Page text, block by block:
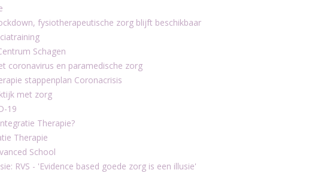
fysiotherapeutische zorg blijft beschikbaar
Schagen
coronavirus en paramedische zorg
stappenplan Coronacrisis
met zorg
19
Therapie?
Therapie
School
RVS - 'Evidence based goede zorg is een illusie'